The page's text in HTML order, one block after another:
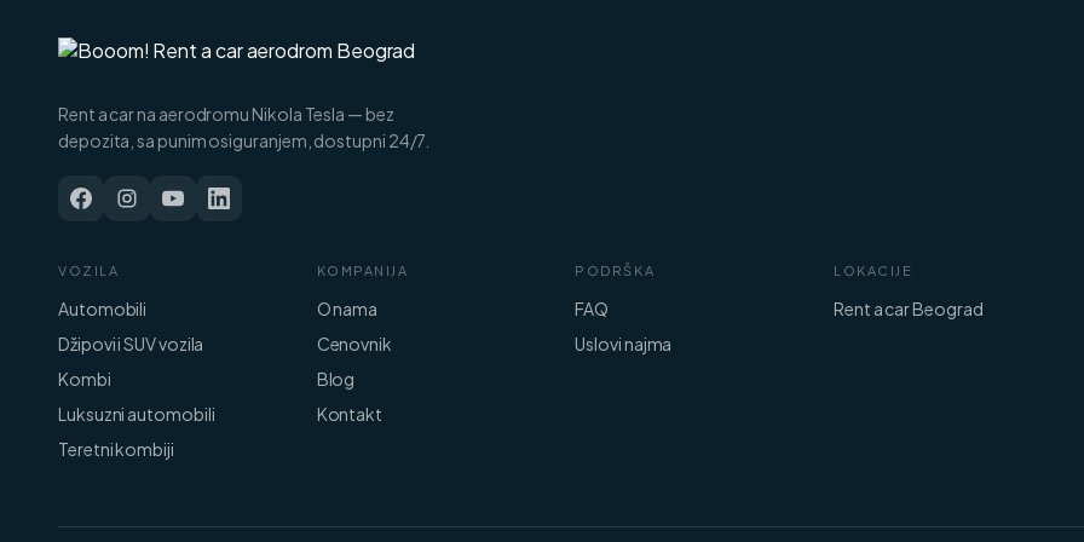
Rent a car na aerodromu Nikola Tesla — bez
depozita, sa punim osiguranjem, dostupni 24/7.
VOZILA
Automobili
Džipovi i SUV vozila
Kombi
Luksuzni automobili
Teretni kombiji
KOMPANIJA
O nama
Cenovnik
Blog
Kontakt
PODRŠKA
FAQ
Uslovi najma
LOKACIJE
Rent a car Beograd